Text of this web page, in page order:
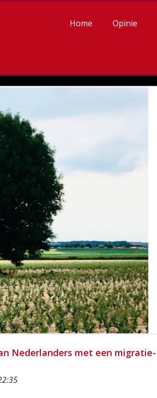
Home Opinie
Nederlanders met een migratie-